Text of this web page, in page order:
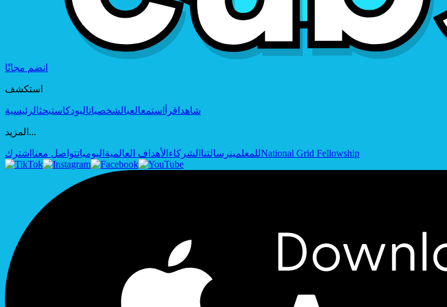
انضم مجانًا
استكشف
شاهد اقرأ استمعالعبالشخصياتالبودكاستبحثالرئيسية
المزيد...
للمعلمينرسالتنا الشركاء الأهداف العالمية اليومياتتواصل معنا اشترك National Grid Fellowship